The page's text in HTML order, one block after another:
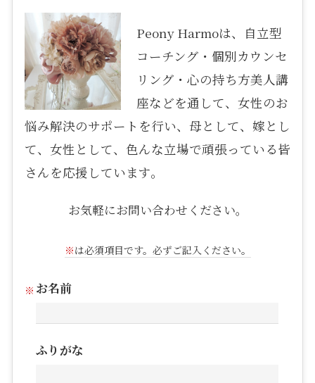
Peony Harmoは、自立型
コーチング・個別カウンセ
リング・心の持ち方美人講
座などを通して、女性のお
悩み解決のサポートを行い、母として、嫁とし
て、女性として、色んな立場で頑張っている皆
さんを応援しています。
お気軽にお問い合わせください。
※は必須項目です。必ずご記入ください。
お名前
ふりがな